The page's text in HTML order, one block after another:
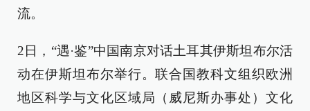
流。
2日，“遇·鉴”中国南京对话土耳其伊斯坦布尔活
动在伊斯坦布尔举行。联合国教科文组织欧洲
地区科学与文化区域局（威尼斯办事处）文化